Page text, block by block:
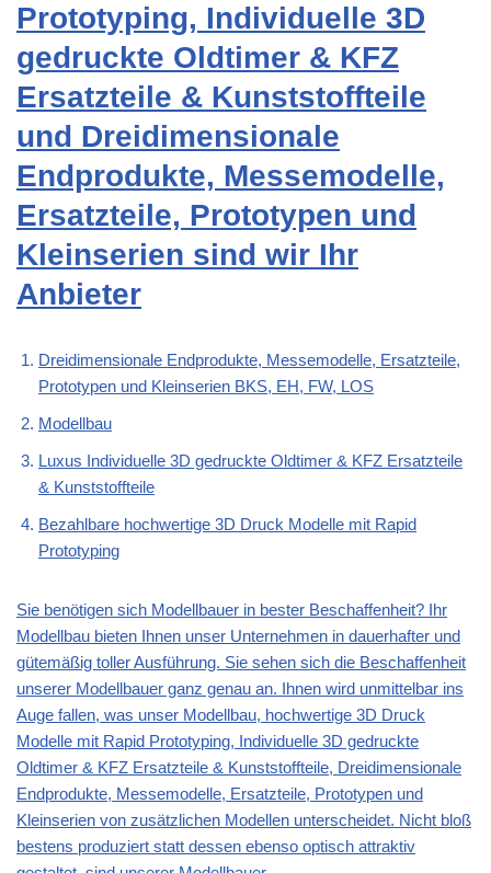
Prototyping, Individuelle 3D
gedruckte Oldtimer & KFZ
Ersatzteile & Kunststoffteile
und Dreidimensionale
Endprodukte, Messemodelle,
Ersatzteile, Prototypen und
Kleinserien sind wir Ihr
Anbieter
Dreidimensionale Endprodukte, Messemodelle, Ersatzteile,
Prototypen und Kleinserien BKS, EH, FW, LOS
Modellbau
Luxus Individuelle 3D gedruckte Oldtimer & KFZ Ersatzteile
& Kunststoffteile
Bezahlbare hochwertige 3D Druck Modelle mit Rapid
Prototyping
Sie benötigen sich Modellbauer in bester Beschaffenheit? Ihr
Modellbau bieten Ihnen unser Unternehmen in dauerhafter und
gütemäßig toller Ausführung. Sie sehen sich die Beschaffenheit
unserer Modellbauer ganz genau an. Ihnen wird unmittelbar ins
Auge fallen, was unser Modellbau, hochwertige 3D Druck
Modelle mit Rapid Prototyping, Individuelle 3D gedruckte
Oldtimer & KFZ Ersatzteile & Kunststoffteile, Dreidimensionale
Endprodukte, Messemodelle, Ersatzteile, Prototypen und
Kleinserien von zusätzlichen Modellen unterscheidet. Nicht bloß
bestens produziert statt dessen ebenso optisch attraktiv